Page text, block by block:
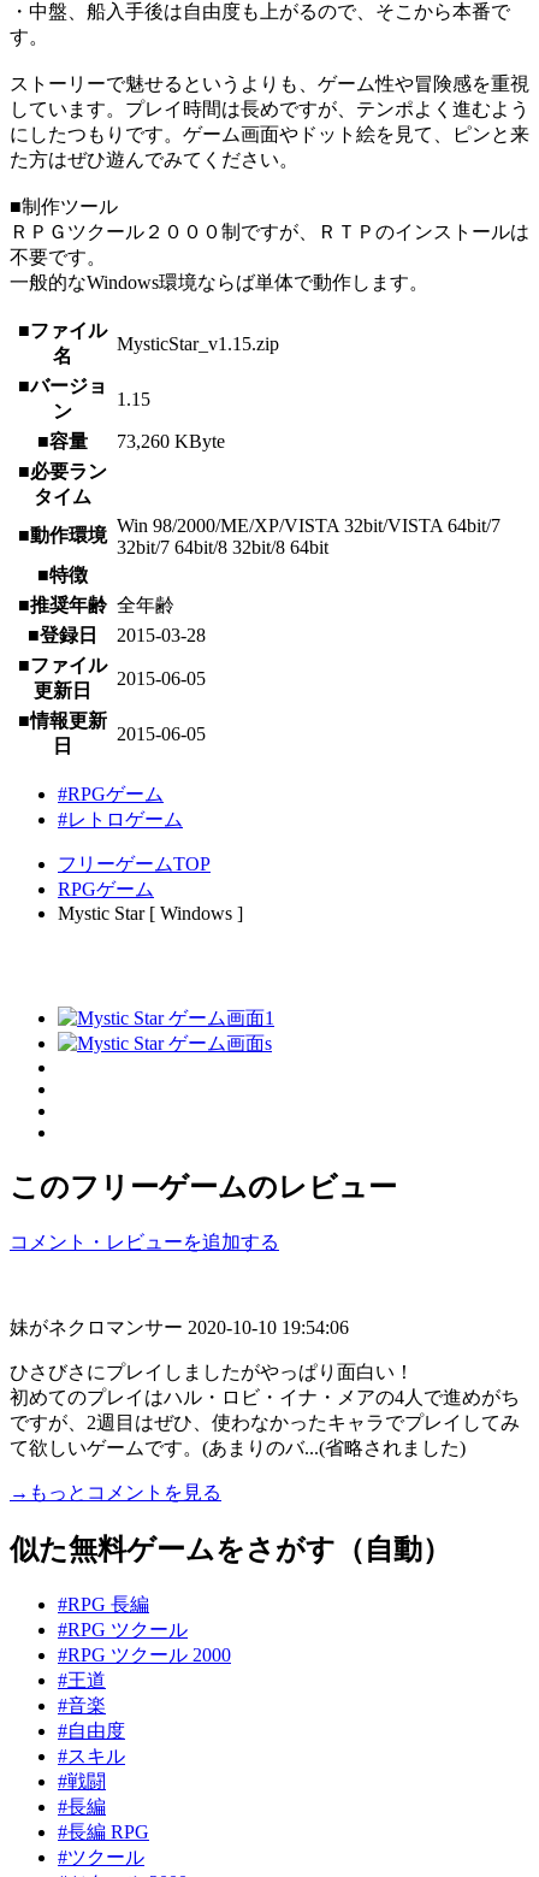
・中盤、船入手後は自由度も上がるので、そこから本番で
す。
ストーリーで魅せるというよりも、ゲーム性や冒険感を重視
しています。プレイ時間は長めですが、テンポよく進むよう
にしたつもりです。ゲーム画面やドット絵を見て、ピンと来
た方はぜひ遊んでみてください。
■制作ツール
ＲＰＧツクール２０００制ですが、ＲＴＰのインストールは
不要です。
一般的なWindows環境ならば単体で動作します。
■ファイル
名
MysticStar_v1.15.zip
■バージョ
ン
1.15
■容量
73,260 KByte
■必要ラン
タイム
■動作環境 Win 98/2000/ME/XP/VISTA 32bit/VISTA 64bit/7
32bit/7 64bit/8 32bit/8 64bit
■特徴
■推奨年齢 全年齢
■登録日
2015-03-28
■ファイル
更新日
2015-06-05
■情報更新
日
2015-06-05
#RPGゲーム
#レトロゲーム
フリーゲームTOP
RPGゲーム
Mystic Star [ Windows ]
このフリーゲームのレビュー
コメント・レビューを追加する
妹がネクロマンサー 2020-10-10 19:54:06
ひさびさにプレイしましたがやっぱり面白い！
初めてのプレイはハル・ロビ・イナ・メアの4人で進めがち
ですが、2週目はぜひ、使わなかったキャラでプレイしてみ
て欲しいゲームです。(あまりのバ...(省略されました)
→もっとコメントを見る
似た無料ゲームをさがす（自動）
#RPG 長編
#RPG ツクール
#RPG ツクール 2000
#王道
#音楽
#自由度
#スキル
#戦闘
#長編
#長編 RPG
#ツクール